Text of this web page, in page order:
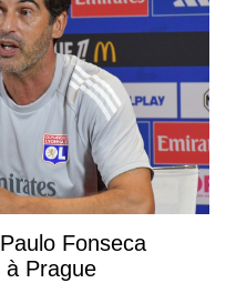
Fonseca
à Prague